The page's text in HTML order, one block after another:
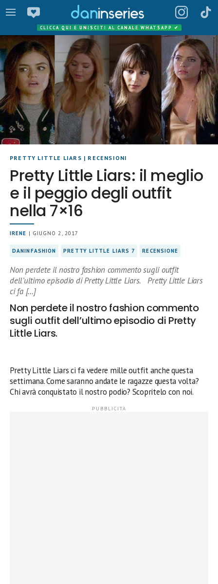
CLICCA QUI E UNISCITI AL CANALE WHATSAPP ✔
PRETTY LITTLE LIARS | RECENSIONI
Pretty Little Liars: il meglio
e il peggio degli outfit
nella 7×16
IRENE | GIUGNO 2, 2017
DANINFASHION PRETTY LITTLE LIARS 7 RECENSIONE
Non perdete il nostro fashion commento sugli outfit
dell’ultimo episodio di Pretty Little Liars. Pretty Little Liars
ci fa […]
Non perdete il nostro fashion commento
sugli outfit dell’ultimo episodio di Pretty
Little Liars.
Pretty Little Liars ci fa vedere mille outfit anche questa
settimana. Come saranno andate le ragazze questa volta?
Chi avrà conquistato il nostro podio? Scopritelo con noi.